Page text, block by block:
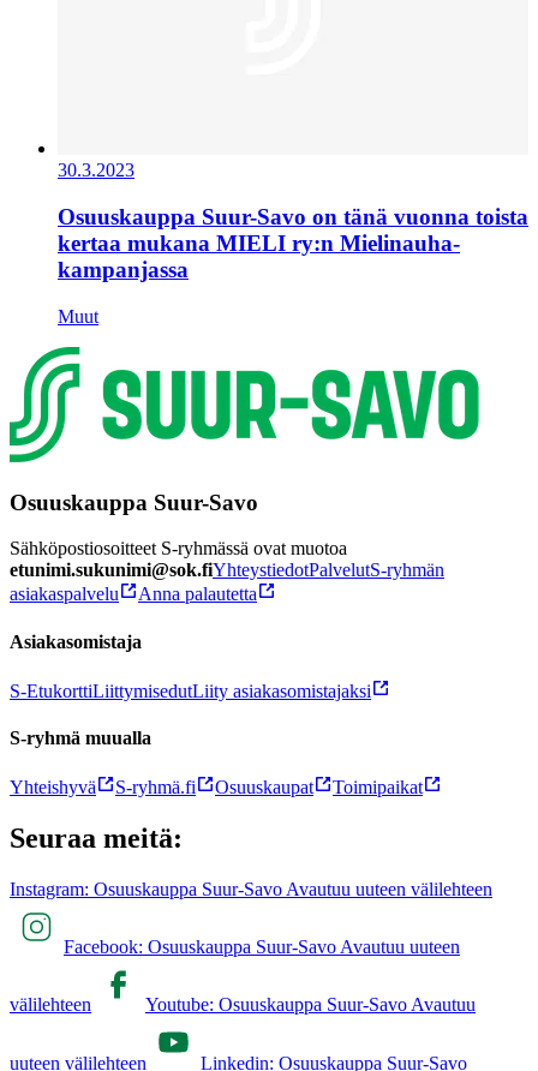
30.3.2023
Osuuskauppa Suur-Savo on tänä vuonna toista
kertaa mukana MIELI ry:n Mielinauha-
kampanjassa
Muut
Osuuskauppa Suur-Savo
Sähköpostiosoitteet S-ryhmässä ovat muotoa
etunimi.sukunimi@sok.fiYhteystiedotPalvelutS-ryhmän
asiakaspalvelu
Anna palautetta
Asiakasomistaja
S-EtukorttiLiittymisedutLiity asiakasomistajaksi
S-ryhmä muualla
Yhteishyvä S-ryhmä.fi Osuuskaupat Toimipaikat
Seuraa meitä:
Instagram: Osuuskauppa Suur-Savo Avautuu uuteen välilehteen
Facebook: Osuuskauppa Suur-Savo Avautuu uuteen
välilehteen Youtube: Osuuskauppa Suur-Savo Avautuu
uuteen välilehteen Linkedin: Osuuskauppa Suur-Savo